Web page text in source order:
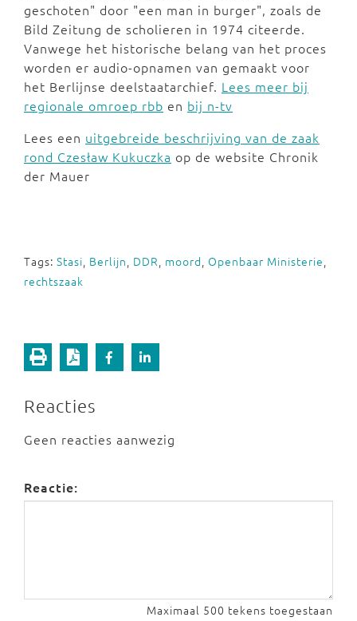
geschoten" door "een man in burger", zoals de
Bild Zeitung de scholieren in 1974 citeerde.
Vanwege het historische belang van het proces
worden er audio-opnamen van gemaakt voor
het Berlijnse deelstaatarchief. Lees meer bij
regionale omroep rbb en bij n-tv
Lees een uitgebreide beschrijving van de zaak
rond Czesław Kukuczka op de website Chronik
der Mauer
Tags: Stasi, Berlijn, DDR, moord, Openbaar Ministerie,
rechtszaak
Reacties
Geen reacties aanwezig
Reactie:
Maximaal 500 tekens toegestaan